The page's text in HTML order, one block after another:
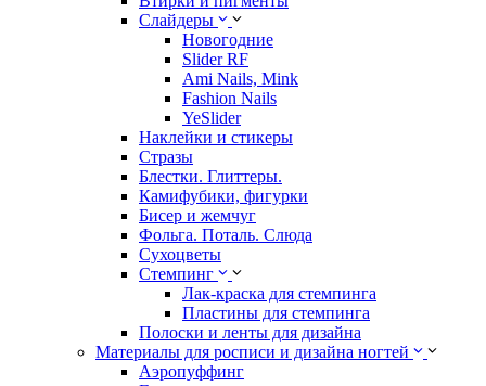
Слайдеры
Новогодние
Slider RF
Ami Nails, Mink
Fashion Nails
YeSlider
Наклейки и стикеры
Стразы
Блестки. Глиттеры.
Камифубики, фигурки
Бисер и жемчуг
Фольга. Поталь. Слюда
Сухоцветы
Стемпинг
Лак-краска для стемпинга
Пластины для стемпинга
Полоски и ленты для дизайна
Материалы для росписи и дизайна ногтей
Аэропуффинг